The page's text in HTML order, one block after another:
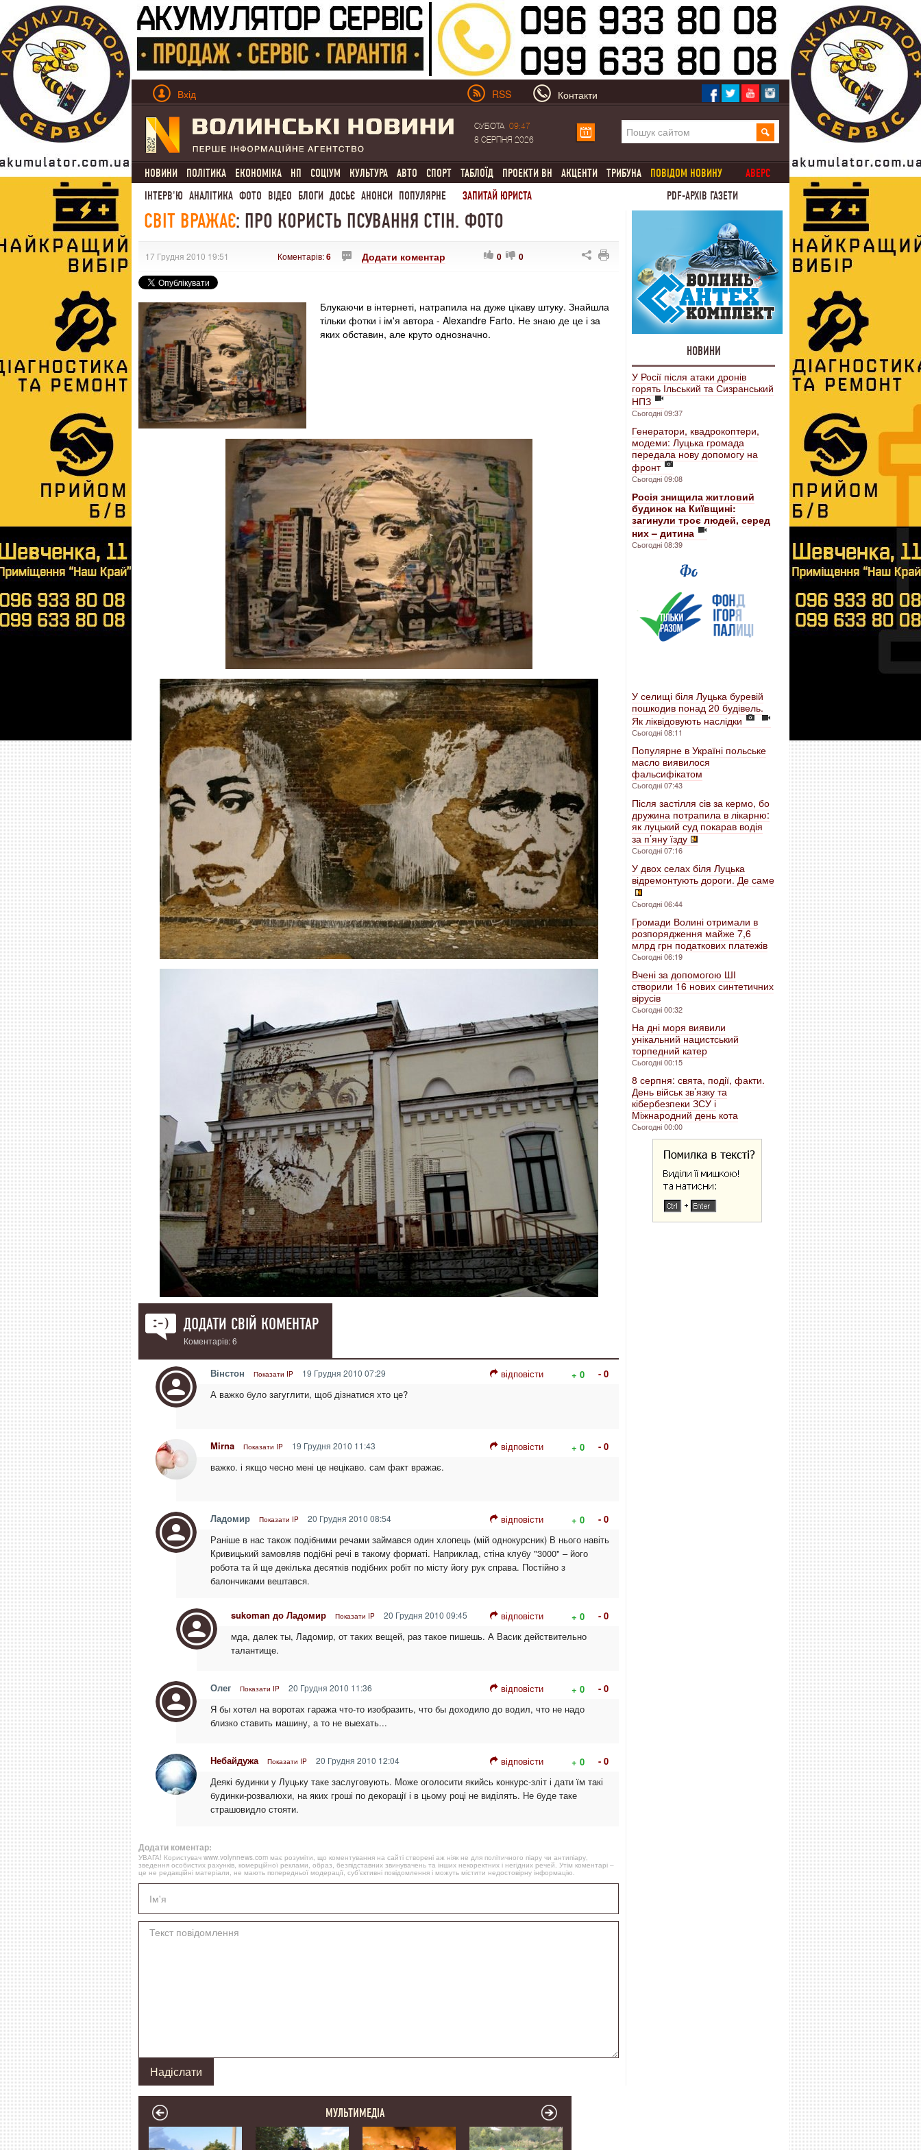
Вхід RSS Контакти
СУБОТА
09:47
8 СЕРПНЯ 2026
НОВИНИ ПОЛІТИКА ЕКОНОМІКА НП СОЦІУМ КУЛЬТУРА АВТО СПОРТ ТАБЛОЇД ПРОЕКТИ ВН АКЦЕНТИ ТРИБУНА ПОВІДОМ НОВИНУ
АВЕРС
ІНТЕРВ'Ю АНАЛІТИКА ФОТО ВІДЕО БЛОГИ ДОСЬЄ АНОНСИ ПОПУЛЯРНЕ ЗАПИТАЙ ЮРИСТА PDF-АРХІВ ГАЗЕТИ
СВІТ ВРАЖАЄ: ПРО КОРИСТЬ ПСУВАННЯ СТІН. ФОТО
17 Грудня 2010 19:51 Коментарів:6 Додати коментар 0 0
Блукаючи в інтернеті, натрапила на дуже цікаву штуку. Знайшла
тільки фотки і ім'я автора - Alexandre Farto. Не знаю де це і за
яких обставин, але круто однозначно.
ДОДАТИ СВІЙ КОМЕНТАР
Коментарів: 6
Вінстон Показати IP 19 Грудня 2010 07:29 відповісти + 0
- 0
А важко було загуглити, щоб дізнатися хто це?
Mirna Показати IP 19 Грудня 2010 11:43 відповісти + 0
- 0
важко. і якщо чесно мені це нецікаво. сам факт вражає.
Ладомир Показати IP 20 Грудня 2010 08:54 відповісти + 0
- 0
Раніше в нас також подібними речами займався один хлопець (мій однокурсник) В нього навіть
Кривицький замовляв подібні речі в такому форматі. Наприклад, стіна клубу "3000" – його
робота та й ще декілька десятків подібних робіт по місту йогу рук справа. Постійно з
балончиками вештався.
sukoman до Ладомир Показати IP 20 Грудня 2010 09:45 відповісти + 0
- 0
мда, далек ты, Ладомир, от таких вещей, раз такое пишешь. А Васик действительно
талантище.
Олег Показати IP 20 Грудня 2010 11:36 відповісти + 0
- 0
Я бы хотел на воротах гаража что-то изобразить, что бы доходило до водил, что не надо
близко ставить машину, а то не выехать...
Небайдужа Показати IP 20 Грудня 2010 12:04 відповісти + 0
- 0
Деякі будинки у Луцьку таке заслуговують. Може оголосити якийсь конкурс-зліт і дати їм такі
будинки-розвалюхи, на яких гроші по декорації і в цьому році не виділять. Не буде таке
страшовидло стояти.
Додати коментар:
УВАГА! Користувач www.volynnews.com має розуміти, що коментування на сайті створені аж ніяк не для політичного піару чи антипіару,
зведення особистих рахунків, комерційної реклами, образ, безпідставних звинувачень та інших некоректних і негідних речей. Утім коментарі –
це не редакційні матеріали, не мають попередньої модерації, суб’єктивні повідомлення і можуть містити недостовірну інформацію.
НОВИНИ
У Росії після атаки дронів
горять Ільський та Сизранський
НПЗ
Сьогодні 09:37
Генератори, квадрокоптери,
модеми: Луцька громада
передала нову допомогу на
фронт
Сьогодні 09:08
Росія знищила житловий
будинок на Київщині:
загинули троє людей, серед
них – дитина
Сьогодні 08:39
У селищі біля Луцька буревій
пошкодив понад 20 будівель.
Як ліквідовують наслідки
Сьогодні 08:11
Популярне в Україні польське
масло виявилося
фальсифікатом
Сьогодні 07:43
Після застілля сів за кермо, бо
дружина потрапила в лікарню:
як луцький суд покарав водія
за п’яну їзду
Сьогодні 07:16
У двох селах біля Луцька
відремонтують дороги. Де саме
Сьогодні 06:44
Громади Волині отримали в
розпорядження майже 7,6
млрд грн податкових платежів
Сьогодні 06:19
Вчені за допомогою ШІ
створили 16 нових синтетичних
вірусів
Сьогодні 00:32
На дні моря виявили
унікальний нацистський
торпедний катер
Сьогодні 00:15
8 серпня: свята, події, факти.
День військ зв’язку та
кібербезпеки ЗСУ і
Міжнародний день кота
Сьогодні 00:00
МУЛЬТИМЕДІА